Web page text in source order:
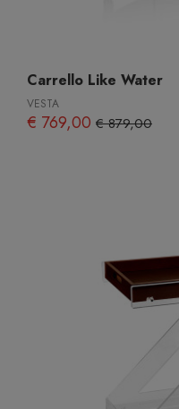
Carrello Like Water
VESTA
€ 769,00 € 879,00